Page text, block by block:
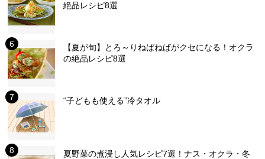
絶品レシピ8選
【夏が旬】とろ～りねばねばがクセになる！オクラ
の絶品レシピ8選
“子どもも使える”冷タオル
夏野菜の煮浸し人気レシピ7選！ナス・オクラ・冬